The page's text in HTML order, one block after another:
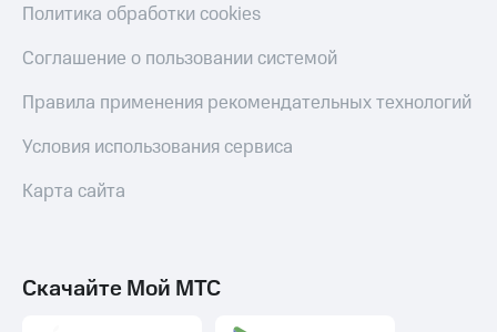
Политика обработки cookies
Соглашение о пользовании системой
Правила применения рекомендательных технологий
Условия использования сервиса
Карта сайта
Скачайте Мой МТС